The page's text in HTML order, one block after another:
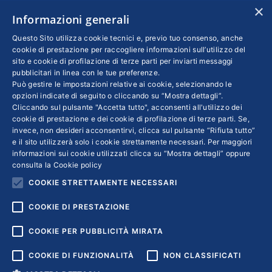
INFO LEGALI
Colophon editoriali
Disclaimer
Privacy
Coordinate Bancarie
×
Informazioni generali
Questo Sito utilizza cookie tecnici e, previo tuo consenso, anche
cookie di prestazione per raccogliere informazioni sull’utilizzo del
sito e cookie di profilazione di terze parti per inviarti messaggi
pubblicitari in linea con le tue preferenze.
Può gestire le impostazioni relative ai cookie, selezionando le
opzioni indicate di seguito o cliccando su “Mostra dettagli”.
Cliccando sul pulsante "Accetta tutto", acconsenti all'utilizzo dei
cookie di prestazione e dei cookie di profilazione di terze parti. Se,
invece, non desideri acconsentirvi, clicca sul pulsante “Rifiuta tutto”
e il sito utilizzerà solo i cookie strettamente necessari. Per maggiori
informazioni sui cookie utilizzati clicca su “Mostra dettagli” oppure
consulta la Cookie policy
COOKIE STRETTAMENTE NECESSARI
COOKIE DI PRESTAZIONE
COOKIE PER PUBBLICITÀ MIRATA
COOKIE DI FUNZIONALITÀ NON CLASSIFICATI